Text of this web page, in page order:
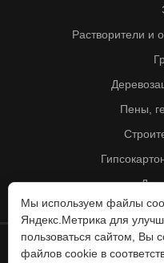
Растворители и
Пены,
©
Мы используем файлы
Яндекс.Метрика для
пользоваться сайтом, Вы
файлов cookie в